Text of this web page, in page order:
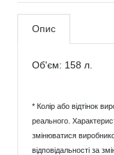
Опис
Об'єм: 158 л.
* Колір або відтінок
реального.
змінюватися
відповідальності за